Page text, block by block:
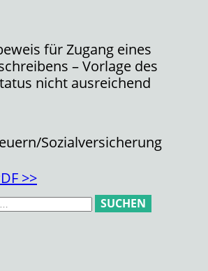
für Zugang eines
– Vorlage des
nicht ausreichend
Sozialversicherung
>>